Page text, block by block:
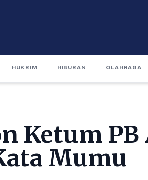
HUKRIM HIBURAN OLAHRAGA
Ketum PB
Mumu